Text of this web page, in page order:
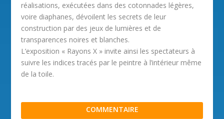
réalisations, exécutées dans des cotonnades légères,
voire diaphanes, dévoilent les secrets de leur
construction par des jeux de lumières et de
transparences noires et blanches.
L’exposition « Rayons X » invite ainsi les spectateurs à
suivre les indices tracés par le peintre à l’intérieur même
de la toile.
COMMENTAIRE